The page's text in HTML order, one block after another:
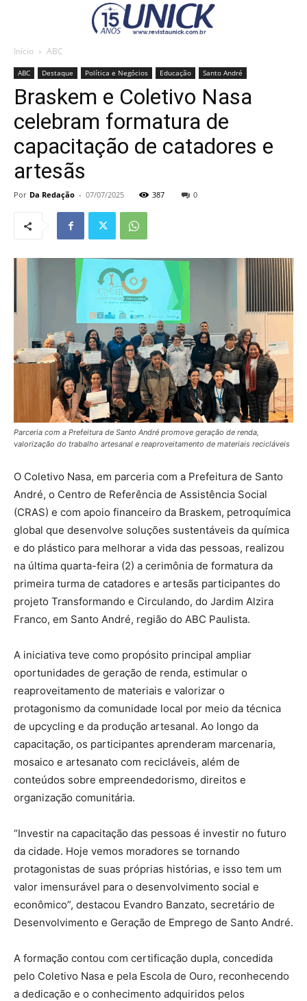
Início ABC
ABC Destaque Política e Negócios Educação Santo André
Braskem e Coletivo Nasa
celebram formatura de
capacitação de catadores e
artesãs
Por Da Redação - 07/07/2025 387 0
Parceria com a Prefeitura de Santo André promove geração de renda,
valorização do trabalho artesanal e reaproveitamento de materiais recicláveis
O Coletivo Nasa, em parceria com a Prefeitura de Santo
André, o Centro de Referência de Assistência Social
(CRAS) e com apoio financeiro da Braskem, petroquímica
global que desenvolve soluções sustentáveis da química
e do plástico para melhorar a vida das pessoas, realizou
na última quarta-feira (2) a cerimônia de formatura da
primeira turma de catadores e artesãs participantes do
projeto Transformando e Circulando, do Jardim Alzira
Franco, em Santo André, região do ABC Paulista.
A iniciativa teve como propósito principal ampliar
oportunidades de geração de renda, estimular o
reaproveitamento de materiais e valorizar o
protagonismo da comunidade local por meio da técnica
de upcycling e da produção artesanal. Ao longo da
capacitação, os participantes aprenderam marcenaria,
mosaico e artesanato com recicláveis, além de
conteúdos sobre empreendedorismo, direitos e
organização comunitária.
“Investir na capacitação das pessoas é investir no futuro
da cidade. Hoje vemos moradores se tornando
protagonistas de suas próprias histórias, e isso tem um
valor imensurável para o desenvolvimento social e
econômico”, destacou Evandro Banzato, secretário de
Desenvolvimento e Geração de Emprego de Santo André.
A formação contou com certificação dupla, concedida
pelo Coletivo Nasa e pela Escola de Ouro, reconhecendo
a dedicação e o conhecimento adquiridos pelos